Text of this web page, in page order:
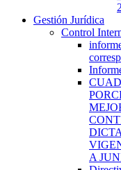
Gestión Jurídica
Control
A